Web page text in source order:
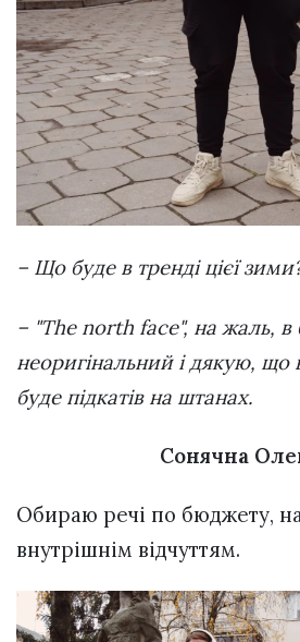
– Що буде в тренді цієї
– "The north face", на жаль, в
неоригінальний і дякую, що
буде підкатів на штанах.
Сонячна
Обираю речі по бюджету,
внутрішнім відчуттям.